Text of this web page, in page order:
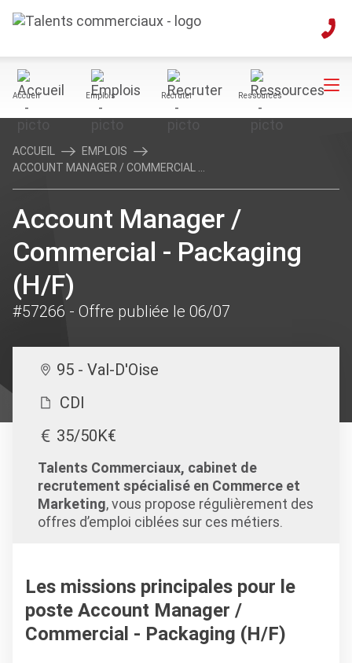
Accueil Emplois Recruter Ressources
ACCUEIL
EMPLOIS
ACCOUNT MANAGER / COMMERCIAL ...
Account Manager /
Commercial - Packaging
(H/F)
#57266 - Offre publiée le 06/07
95 - Val-D'Oise
CDI
35/50K€
Talents Commerciaux, cabinet de
recrutement spécialisé en Commerce et
Marketing, vous propose régulièrement des
offres d’emploi ciblées sur ces métiers.
Les missions principales pour le
poste Account Manager /
Commercial - Packaging (H/F)